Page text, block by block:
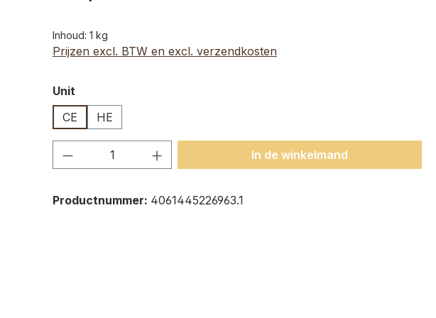
Inhoud: 1 kg
Prijzen excl. BTW en excl. verzendkosten
Selecteer
Unit
CE
HE
Producthoeveelheid: Voer de gewenste
In de winkelmand
Productnummer: 4061445226963.1